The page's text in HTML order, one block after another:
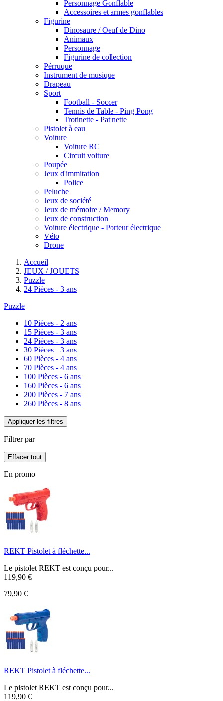
Personnage Gonflable
Accessoires et armes gonflables
Figurine
Dinosaure / Oeuf de Dino
Animaux
Personnage
Figurine de collection
Pérruque
Instrument de musique
Drapeau
Sport
Football - Soccer
Tennis de Table - Ping Pong
Trotinette - Patinette
Pistolet à eau
Voiture
Voiture RC
Circuit voiture
Poupée
Jeux d'immitation
Police
Peluche
Jeux de société
Jeux de mémoire / Memory
Jeux de construction
Voiture électrique - Porteur électrique
Vélo
Drone
Accueil
JEUX / JOUETS
Puzzle
24 Pièces - 3 ans
Puzzle
10 Pièces - 2 ans
15 Pièces - 3 ans
24 Pièces - 3 ans
30 Pièces - 3 ans
60 Pièces - 4 ans
70 Pièces - 4 ans
100 Pièces - 6 ans
160 Pièces - 6 ans
200 Pièces - 7 ans
260 Pièces - 8 ans
Appliquer les filtres
Filtrer par
Effacer tout
En promo
REKT Pistolet à fléchette...
Le pistolet REKT est conçu pour...
119,90 €
79,90 €
REKT Pistolet à fléchette...
Le pistolet REKT est conçu pour...
119,90 €